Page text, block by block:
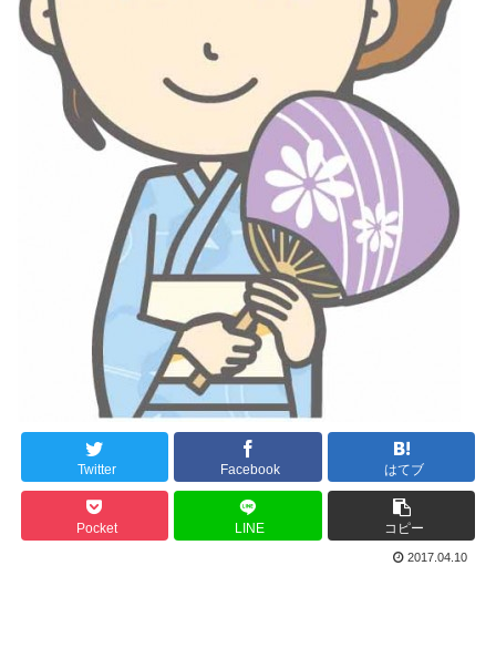
Twitter Facebook はてブ
Pocket LINE コピー
2017.04.10